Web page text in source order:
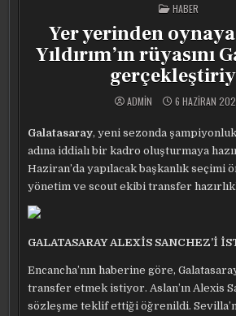
POSTED
IN
HABER
Yer yerinden
Yıldırım’ın rüyasını
ADMIN 6 HAZIRAN
Galatasaray, yeni sezonda
adına iddialı bir kadro oluşturmaya
Haziran’da yapılacak başkanlık seçimi
yönetim ve scout ekibi transfer
GALATASARAY ALEXİS SANCHEZ’İ
Encancha’nın haberine göre,
transfer etmek istiyor. Aslan’ın Alexis
sözleşme teklif ettiği öğrenildi.